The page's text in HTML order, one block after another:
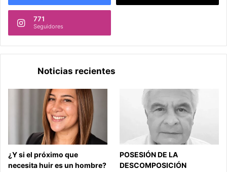
771
Seguidores
Noticias recientes
¿Y si el próximo que
necesita huir es un hombre?
POSESIÓN DE LA
DESCOMPOSICIÓN